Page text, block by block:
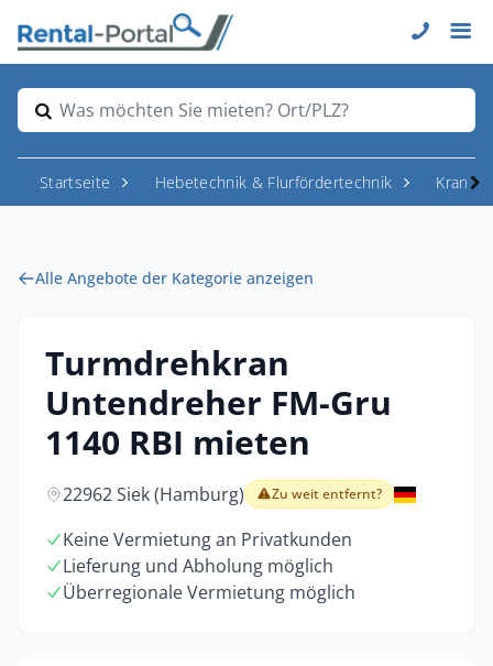
Was möchten Sie mieten? Ort/PLZ?
Startseite Hebetechnik & Flurfördertechnik Krane
Alle Angebote der Kategorie anzeigen
Turmdrehkran
Untendreher FM-Gru
1140 RBI mieten
22962 Siek (Hamburg) Zu weit entfernt?
Keine Vermietung an Privatkunden
Lieferung und Abholung möglich
Überregionale Vermietung möglich